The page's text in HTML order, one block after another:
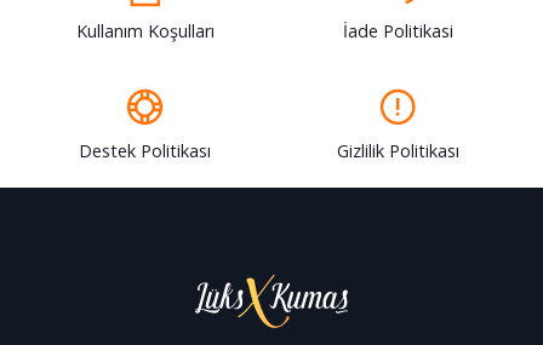
Kullanım Koşulları İade Politikasi
Destek Politikası Gizlilik Politikası